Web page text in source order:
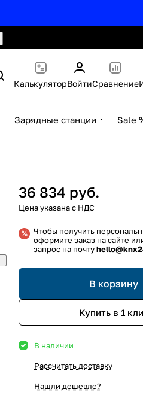
КалькуляторВойтиСравнение
Зарядные станции Sale
36 834 руб.
Чтобы получить
оформите заказ на сайте
запрос на почту
В корзину
Купить в 1
В наличии
Рассчитать доставку
Нашли дешевле?